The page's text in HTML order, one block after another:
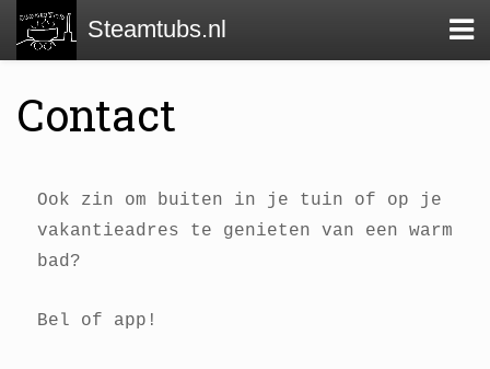
Steamtubs.nl
Contact
Ook zin om buiten in je tuin of op je
vakantieadres te genieten van een warm
bad?
Bel of app!